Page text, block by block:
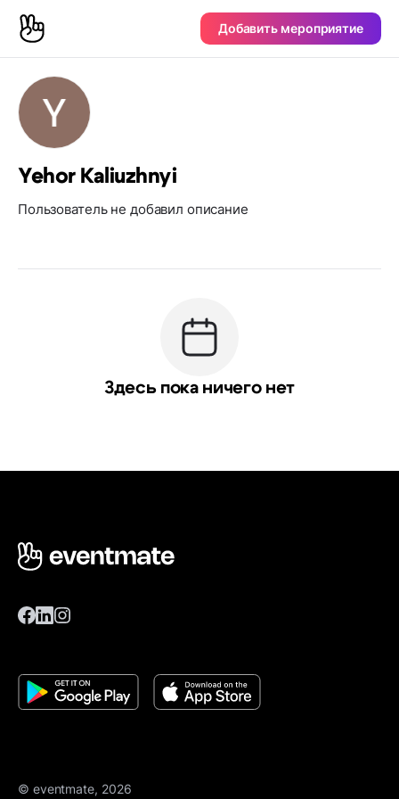
Добавить мероприятие
Yehor Kaliuzhnyi
Пользователь не добавил описание
Здесь пока ничего нет
© eventmate, 2026